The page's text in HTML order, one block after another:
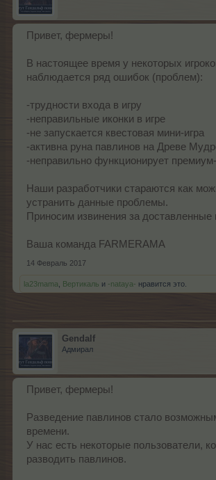
Привет, фермеры!
В настоящее время у некоторых
наблюдается ряд ошибок (проблем):
-трудности входа в игру
-неправильные иконки в игре
-не запускается квестовая мини-игра
-активна руна павлинов на Древе
-неправильно функционирует
Наши разработчики стараются как
устранить данные проблемы.
Приносим извинения за доставленные
Ваша команда FARMERAMA
14 Февраль 2017
la23mama Вертикаль и -nataya- нравится это.
Gendalf
Адмирал
Привет, фермеры!
Разведение павлинов стало
времени.
У нас есть некоторые пользователи,
разводить павлинов.